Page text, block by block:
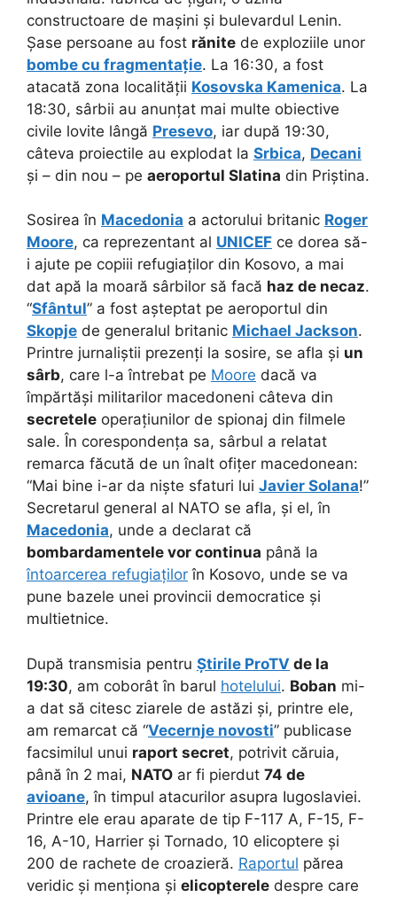
constructoare de mașini și bulevardul Lenin.
Șase persoane au fost rănite de exploziile unor
bombe cu fragmentație. La 16:30, a fost
atacată zona localității Kosovska Kamenica. La
18:30, sârbii au anunțat mai multe obiective
civile lovite lângă Presevo, iar după 19:30,
câteva proiectile au explodat la Srbica, Decani
și – din nou – pe aeroportul Slatina din Priștina.
Sosirea în Macedonia a actorului britanic Roger
Moore, ca reprezentant al UNICEF ce dorea să-
i ajute pe copiii refugiaților din Kosovo, a mai
dat apă la moară sârbilor să facă haz de necaz.
“Sfântul” a fost așteptat pe aeroportul din
Skopje de generalul britanic Michael Jackson.
Printre jurnaliștii prezenți la sosire, se afla și un
sârb, care l-a întrebat pe Moore dacă va
împărtăși militarilor macedoneni câteva din
secretele operațiunilor de spionaj din filmele
sale. În corespondența sa, sârbul a relatat
remarca făcută de un înalt ofițer macedonean:
“Mai bine i-ar da niște sfaturi lui Javier Solana!”
Secretarul general al NATO se afla, și el, în
Macedonia, unde a declarat că
bombardamentele vor continua până la
întoarcerea refugiaților în Kosovo, unde se va
pune bazele unei provincii democratice și
multietnice.
După transmisia pentru Știrile ProTV de la
19:30, am coborât în barul hotelului. Boban mi-
a dat să citesc ziarele de astăzi și, printre ele,
am remarcat că “Vecernje novosti” publicase
facsimilul unui raport secret, potrivit căruia,
până în 2 mai, NATO ar fi pierdut 74 de
avioane, în timpul atacurilor asupra Iugoslaviei.
Printre ele erau aparate de tip F-117 A, F-15, F-
16, A-10, Harrier și Tornado, 10 elicoptere și
200 de rachete de croazieră. Raportul părea
veridic și menționa și elicopterele despre care